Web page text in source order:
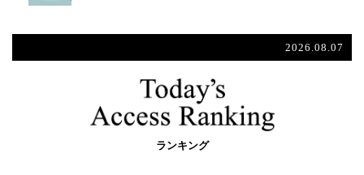
2026.08.07
ランキング